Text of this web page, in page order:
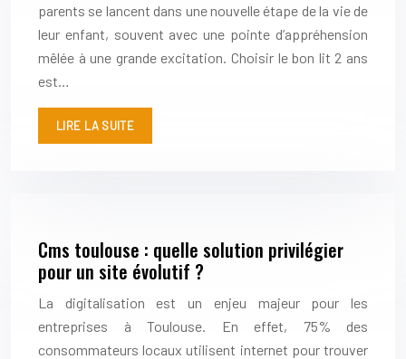
parents se lancent dans une nouvelle étape de la vie de
leur enfant, souvent avec une pointe d’appréhension
mêlée à une grande excitation. Choisir le bon lit 2 ans
est…
LIRE LA SUITE
Cms toulouse : quelle solution privilégier
pour un site évolutif ?
La digitalisation est un enjeu majeur pour les
entreprises à Toulouse. En effet, 75% des
consommateurs locaux utilisent internet pour trouver